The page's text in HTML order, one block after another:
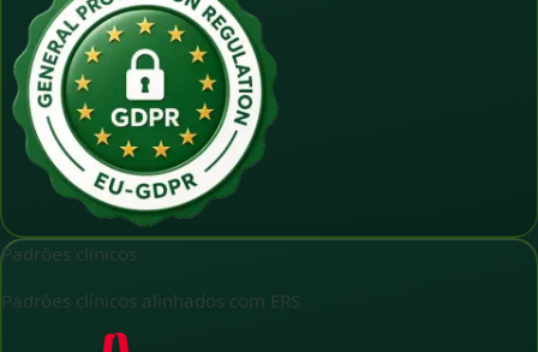
Padrões clínicos
Padrões clínicos alinhados com ERS